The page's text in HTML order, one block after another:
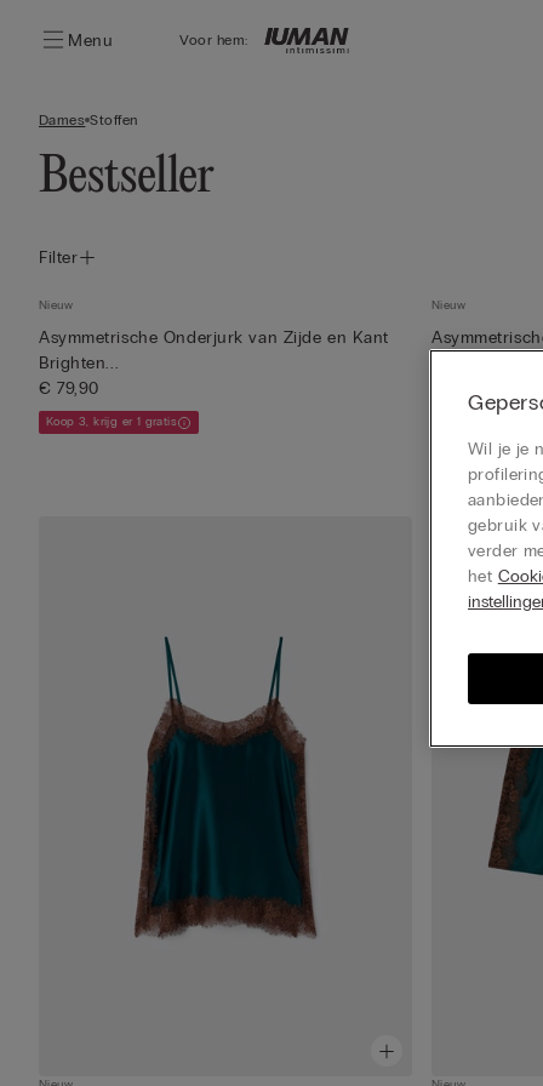
Menu Voor hem:
Dames Stoffen
Bestseller
Filter
Nieuw
Asymmetrische Onderjurk van Zijde en Kant
Brighten...
€ 79,90
Koop 3, krijg er 1 gratis
Nieuw
Wil je je
gebruik
verder
het